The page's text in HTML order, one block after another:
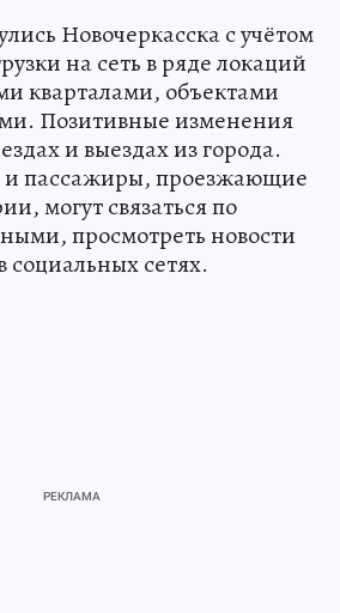
Новочеркасска с учётом
на сеть в ряде локаций
кварталами, объектами
Позитивные изменения
и выездах из города.
и пассажиры, проезжающие
могут связаться по
просмотреть новости
социальных сетях.